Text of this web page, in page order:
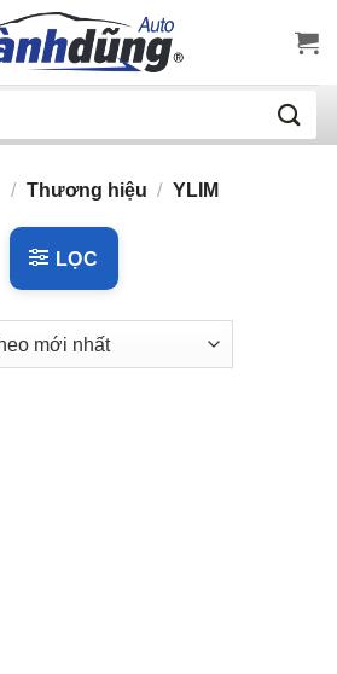
/ Thương hiệu / YLIM
LỌC